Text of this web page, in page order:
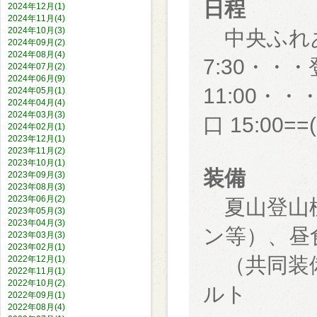
2024年12月(1)
2024年11月(4)
2024年10月(3)
2024年09月(2)
2024年08月(4)
2024年07月(2)
2024年06月(9)
2024年05月(1)
2024年04月(4)
2024年03月(3)
2024年02月(1)
2023年12月(1)
2023年11月(2)
2023年10月(1)
2023年09月(3)
2023年08月(3)
2023年06月(2)
2023年05月(3)
2023年04月(3)
2023年03月(3)
2023年02月(1)
2022年12月(1)
2022年11月(1)
2022年10月(2)
2022年09月(1)
2022年08月(4)
日程
中央ふれ
7:30・・・
11:00・・
口
装備
夏山登山
ン等）、
（共同装
ルト